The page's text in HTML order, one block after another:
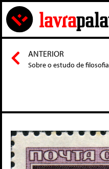
ANTERIOR
Sobre o estudo de filosofia